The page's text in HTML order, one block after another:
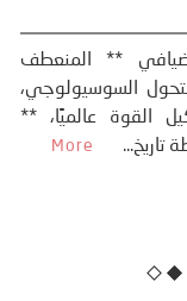
** المنعطف
السوسيولوجي،
القوة عالميًا، **
تاريخ...
More